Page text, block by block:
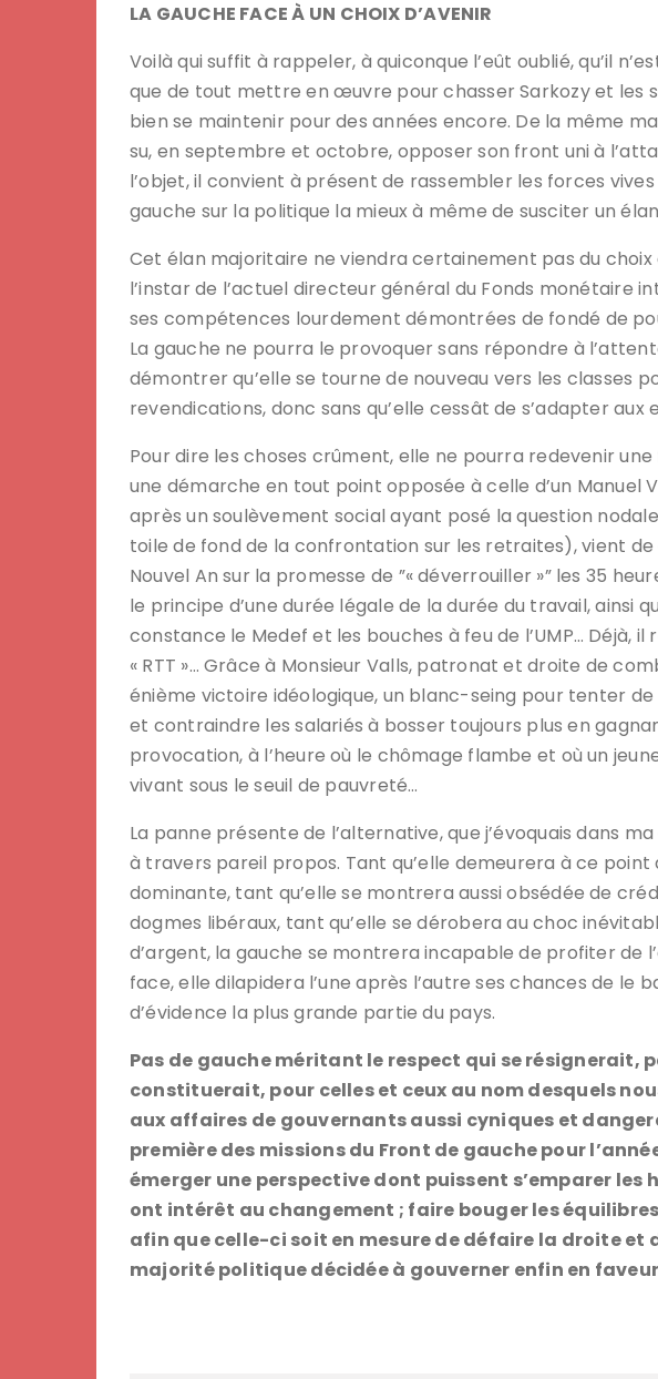
LA GAUCHE FACE À UN CHOIX D’AVENIR
Voilà qui suffit à rappeler, à quiconque l’eût oublié, qu’il
que de tout mettre en œuvre pour chasser Sarkozy et les
bien se maintenir pour des années encore. De la même
su, en septembre et octobre, opposer son front uni à
l’objet, il convient à présent de rassembler les forces
gauche sur la politique la mieux à même de susciter un
Cet élan majoritaire ne viendra certainement pas du choix
l’instar de l’actuel directeur général du Fonds monétaire
ses compétences lourdement démontrées de fondé de
La gauche ne pourra le provoquer sans répondre à
démontrer qu’elle se tourne de nouveau vers les classes
revendications, donc sans qu’elle cessât de s’adapter aux
Pour dire les choses crûment, elle ne pourra redevenir
une démarche en tout point opposée à celle d’un Manuel
après un soulèvement social ayant posé la question
toile de fond de la confrontation sur les retraites), vient
Nouvel An sur la promesse de ”« déverrouiller »” les 35
le principe d’une durée légale de la durée du travail, ainsi
constance le Medef et les bouches à feu de l’UMP… Déjà,
« RTT »… Grâce à Monsieur Valls, patronat et droite de
énième victoire idéologique, un blanc-seing pour tenter
et contraindre les salariés à bosser toujours plus en
provocation, à l’heure où le chômage flambe et où un
vivant sous le seuil de pauvreté…
La panne présente de l’alternative, que j’évoquais dans
à travers pareil propos. Tant qu’elle demeurera à ce
dominante, tant qu’elle se montrera aussi obsédée de
dogmes libéraux, tant qu’elle se dérobera au choc
d’argent, la gauche se montrera incapable de profiter de
face, elle dilapidera l’une après l’autre ses chances de le
d’évidence la plus grande partie du pays.
Pas de gauche méritant le respect qui se résignerait,
constituerait, pour celles et ceux au nom desquels
aux affaires de gouvernants aussi cyniques et
première des missions du Front de gauche pour
émerger une perspective dont puissent s’emparer les
ont intérêt au changement ; faire bouger les
afin que celle-ci soit en mesure de défaire la droite et
majorité politique décidée à gouverner enfin en